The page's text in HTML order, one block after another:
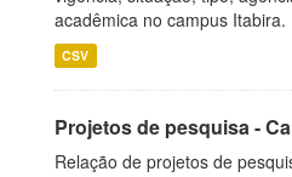
acadêmica no campus Itabira.
CSV
Projetos de pesquisa -
Relação de projetos de